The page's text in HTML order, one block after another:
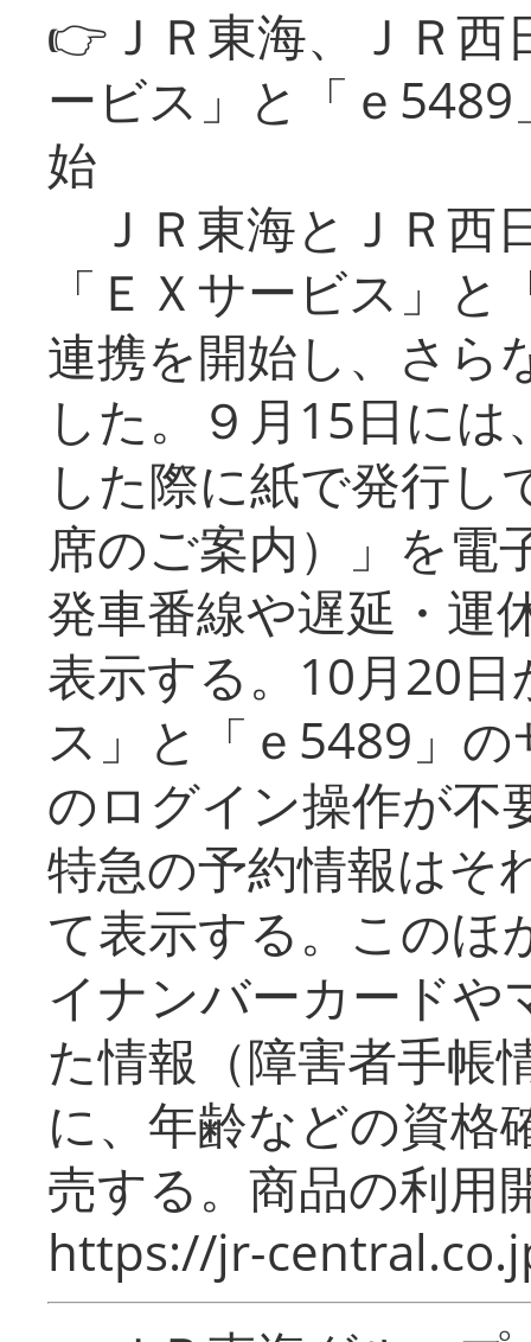
👉ＪＲ東海、ＪＲ
ービス」と「ｅ
始
ＪＲ東海とＪＲ西
「ＥＸサービス」
連携を開始し、さら
した。９月15日に
した際に紙で発行し
席のご案内）」を電
発車番線や遅延・運
表示する。10月20
ス」と「ｅ5489」
のログイン操作が不
特急の予約情報はそ
て表示する。このほ
イナンバーカードや
た情報（障害者手帳
に、年齢などの資格
売する。商品の利用
https://jr-